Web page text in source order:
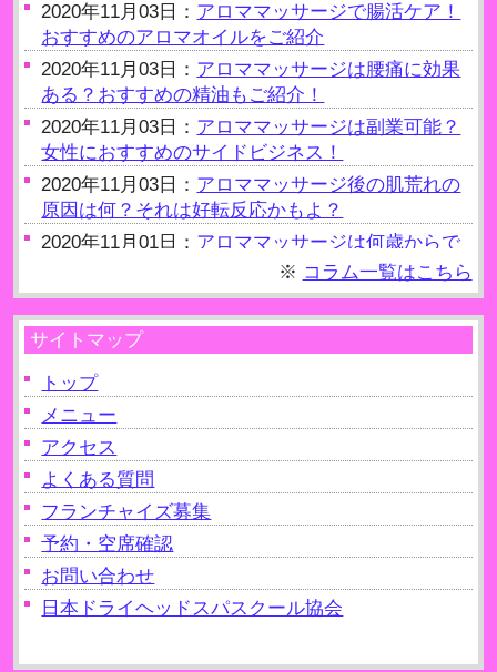
2020年11月03日： アロママッサージで腸活ケア！
おすすめのアロマオイルをご紹介
2020年11月03日： アロママッサージは腰痛に効果
ある？おすすめの精油もご紹介！
2020年11月03日： アロママッサージは副業可能？
女性におすすめのサイドビジネス！
2020年11月03日： アロママッサージ後の肌荒れの
原因は何？それは好転反応かもよ？
2020年11月01日： アロママッサージは何歳からで
2020年11月01日：アロママッサージ後の水分補給
の重要性！老廃物を出す！
2020年10月09日：アロママッサージは自律神経を
整えるのに有効？
2020年10月09日：
婦）NGって本当？
2020年10月09日：
受けられるの？注意点を解説！
2020年10月09日：アロママッサージはクリームを
使ってもできるの？
※ コラム一覧はこちら
サイトマップ
トップ
メニュー
アクセス
よくある質問
フランチャイズ募集
予約・空席確認
お問い合わせ
日本ドライヘッドスパスクール協会